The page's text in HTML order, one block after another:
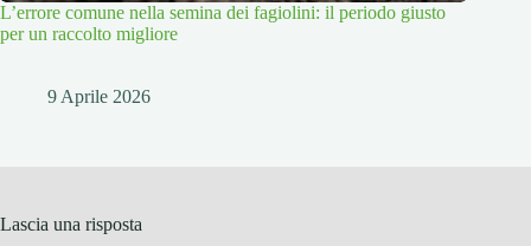
L’errore comune nella semina dei fagiolini: il periodo giusto
per un raccolto migliore
9 Aprile 2026
Lascia una risposta